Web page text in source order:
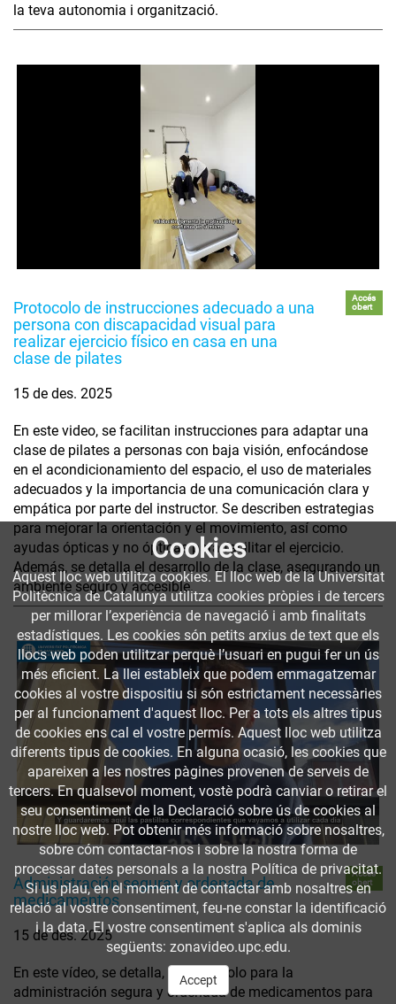
la teva autonomia i organització.
Protocolo de instrucciones adecuado a una
persona con discapacidad visual para
realizar ejercicio físico en casa en una
clase de pilates
Accés
obert
15 de des. 2025
En este video, se facilitan instrucciones para adaptar una
clase de pilates a personas con baja visión, enfocándose
en el acondicionamiento del espacio, el uso de materiales
adecuados y la importancia de una comunicación clara y
empática por parte del instructor. Se describen estrategias
para mejorar la orientación y el movimiento, así como
ayudas ópticas y no ópticas para facilitar el ejercicio.
Además, se detalla el desarrollo de la clase, asegurando un
ambiente seguro y accesible.
Administración segura y ordenada de
medicamentos
Accés
obert
15 de des. 2025
En este vídeo, se detalla, un protocolo para la
administración segura y ordenada de medicamentos para
Cookies
Aquest lloc web utilitza cookies. El lloc web de la Universitat
Politècnica de Catalunya utilitza cookies pròpies i de tercers
per millorar l’experiència de navegació i amb finalitats
estadístiques. Les cookies són petits arxius de text que els
llocs web poden utilitzar perquè l’usuari en pugui fer un ús
més eficient. La llei estableix que podem emmagatzemar
cookies al vostre dispositiu si són estrictament necessàries
per al funcionament d'aquest lloc. Per a tots els altres tipus
de cookies ens cal el vostre permís. Aquest lloc web utilitza
diferents tipus de cookies. En alguna ocasió, les cookies que
apareixen a les nostres pàgines provenen de serveis de
tercers. En qualsevol moment, vostè podrà canviar o retirar el
seu consentiment de la Declaració sobre ús de cookies al
nostre lloc web. Pot obtenir més informació sobre nosaltres,
sobre cóm contactar-nos i sobre la nostra forma de
processar dates personals a la nostra Política de privacitat.
Si us plau, en el moment de contactar amb nosaltres en
relació al vostre consentiment, feu-ne constar la identificació
i la data. El vostre consentiment s'aplica als dominis
següents: zonavideo.upc.edu.
Accept